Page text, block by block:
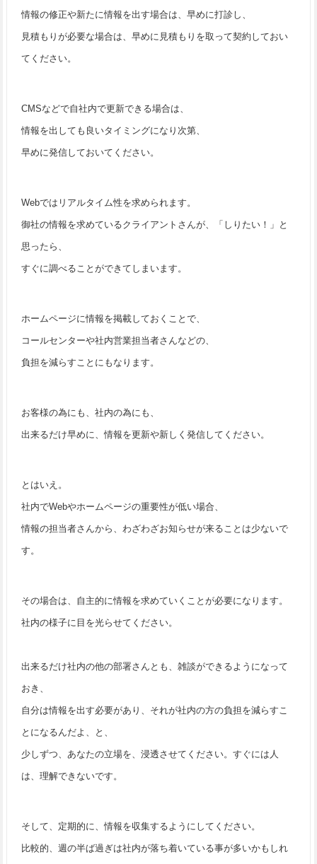
情報の修正や新たに情報を出す場合は、早めに打診し、
見積もりが必要な場合は、早めに見積もりを取って契約しておい
てください。
CMSなどで自社内で更新できる場合は、
情報を出しても良いタイミングになり次第、
早めに発信しておいてください。
Webではリアルタイム性を求められます。
御社の情報を求めているクライアントさんが、「しりたい！」と
思ったら、
すぐに調べることができてしまいます。
ホームページに情報を掲載しておくことで、
コールセンターや社内営業担当者さんなどの、
負担を減らすことにもなります。
お客様の為にも、社内の為にも、
出来るだけ早めに、情報を更新や新しく発信してください。
とはいえ。
社内でWebやホームページの重要性が低い場合、
情報の担当者さんから、わざわざお知らせが来ることは少ないで
す。
その場合は、自主的に情報を求めていくことが必要になります。
社内の様子に目を光らせてください。
出来るだけ社内の他の部署さんとも、雑談ができるようになって
おき、
自分は情報を出す必要があり、それが社内の方の負担を減らすこ
とになるんだよ、と、
少しずつ、あなたの立場を、浸透させてください。すぐには人
は、理解できないです。
そして、定期的に、情報を収集するようにしてください。
比較的、週の半ば過ぎは社内が落ち着いている事が多いかもしれ